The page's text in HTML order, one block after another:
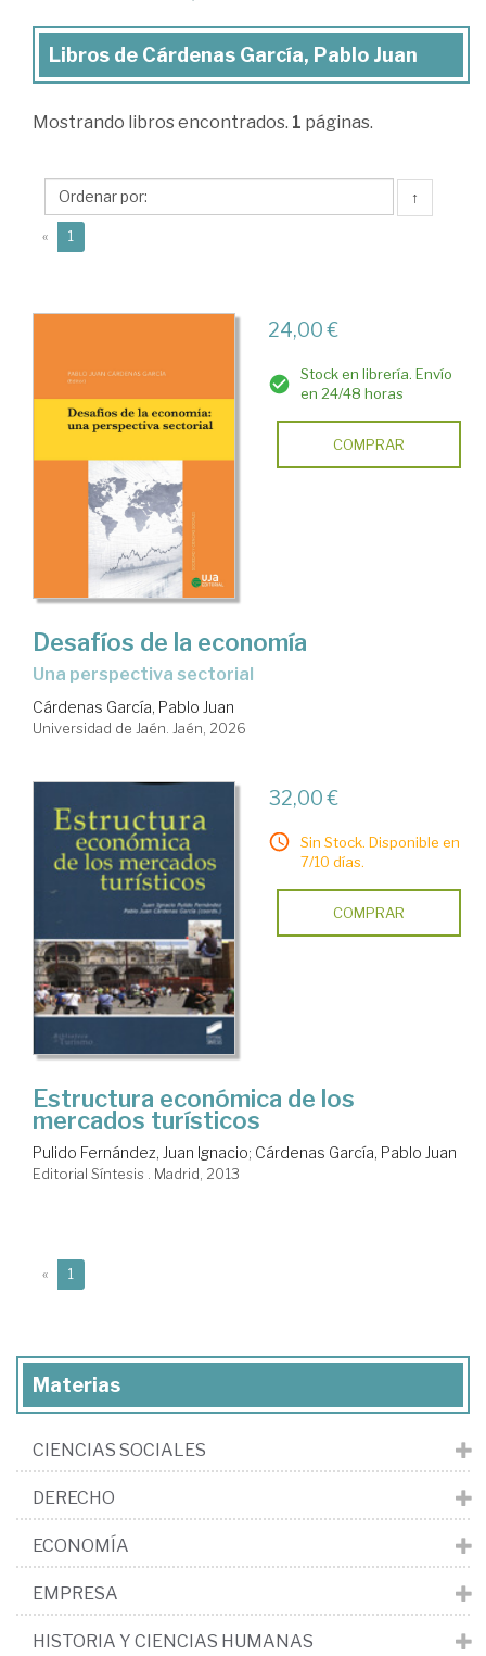
Libros
Cárdenas
Pablo
Juan
Libros de Cárdenas García, Pablo Juan
Mostrando libros encontrados. 1 páginas.
↑
« 1
24,00 €
Stock en librería. Envío
en 24/48 horas
COMPRAR
Desafíos de la economía
una perspectiva sectorial
Cárdenas García, Pablo Juan
Universidad de Jaén. Jaén, 2026
32,00 €
Sin Stock. Disponible en
7/10 días.
COMPRAR
Estructura económica de los
mercados turísticos
Pulido Fernández, Juan Ignacio; Cárdenas García, Pablo Juan
Editorial Síntesis . Madrid, 2013
« 1
Materias
CIENCIAS SOCIALES
DERECHO
ECONOMÍA
EMPRESA
HISTORIA Y CIENCIAS HUMANAS